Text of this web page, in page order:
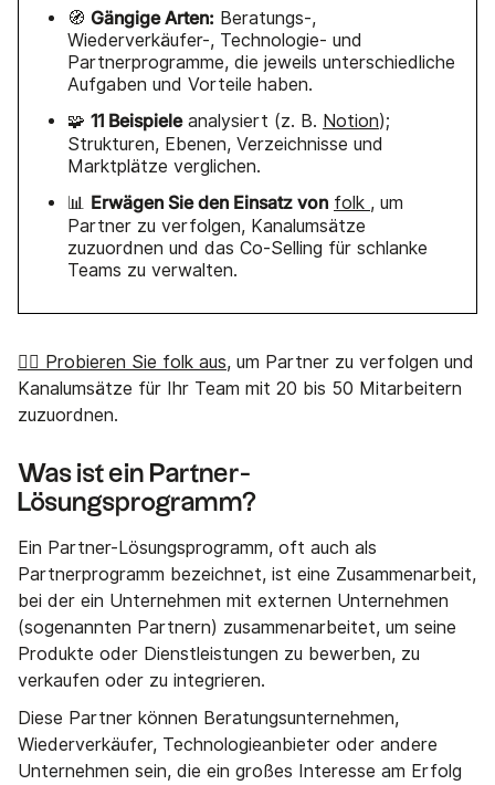
🧭 Gängige Arten: Beratungs-,
Wiederverkäufer-, Technologie- und
Partnerprogramme, die jeweils unterschiedliche
Aufgaben und Vorteile haben.
🧩 11 Beispieleanalysiert (z. B. Notion);
Strukturen, Ebenen, Verzeichnisse und
Marktplätze verglichen.
📊 Erwägen Sie den Einsatz von folk , um
Partner zu verfolgen, Kanalumsätze
zuzuordnen und das Co-Selling für schlanke
Teams zu verwalten.
👉🏼 Probieren Sie folk aus, um Partner zu verfolgen und
Kanalumsätze für Ihr Team mit 20 bis 50 Mitarbeitern
zuzuordnen.
Was ist ein Partner-
Lösungsprogramm?
Ein Partner-Lösungsprogramm, oft auch als
Partnerprogramm bezeichnet, ist eine Zusammenarbeit,
bei der ein Unternehmen mit externen Unternehmen
(sogenannten Partnern) zusammenarbeitet, um seine
Produkte oder Dienstleistungen zu bewerben, zu
verkaufen oder zu integrieren.
Diese Partner können Beratungsunternehmen,
Wiederverkäufer, Technologieanbieter oder andere
Unternehmen sein, die ein großes Interesse am Erfolg